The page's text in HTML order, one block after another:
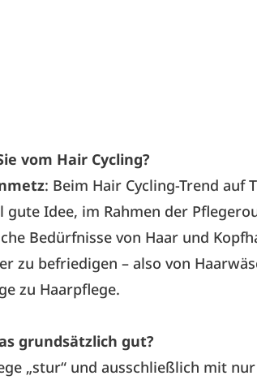
vom Hair Cycling?
: Beim Hair Cycling-Trend auf
gute Idee, im Rahmen der
Bedürfnisse von Haar und
zu befriedigen – also von
zu Haarpflege.
grundsätzlich gut?
„stur“ und ausschließlich mit